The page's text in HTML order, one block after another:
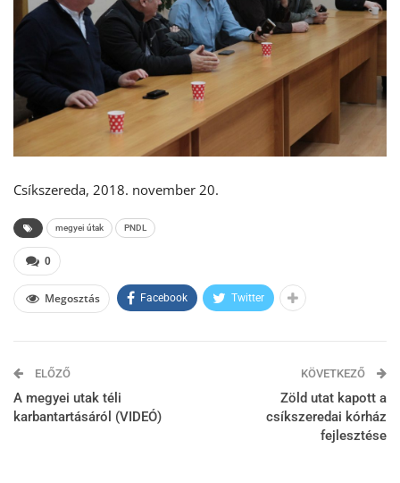
Csíkszereda, 2018. november 20.
megyei útak PNDL
0
Megosztás Facebook Twitter
ELŐZŐ
A megyei utak téli
karbantartásáról (VIDEÓ)
KÖVETKEZŐ
Zöld utat kapott a
csíkszeredai kórház
fejlesztése